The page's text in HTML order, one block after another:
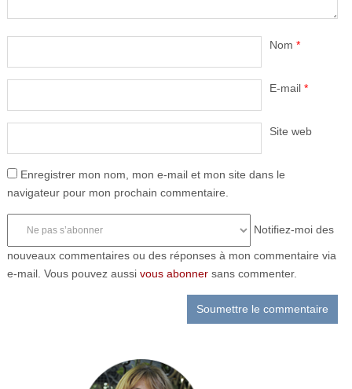
Nom *
E-mail *
Site web
Enregistrer mon nom, mon e-mail et mon site dans le
navigateur pour mon prochain commentaire.
Notifiez-moi des
nouveaux commentaires ou des réponses à mon commentaire via
e-mail. Vous pouvez aussi vous abonnersans commenter.